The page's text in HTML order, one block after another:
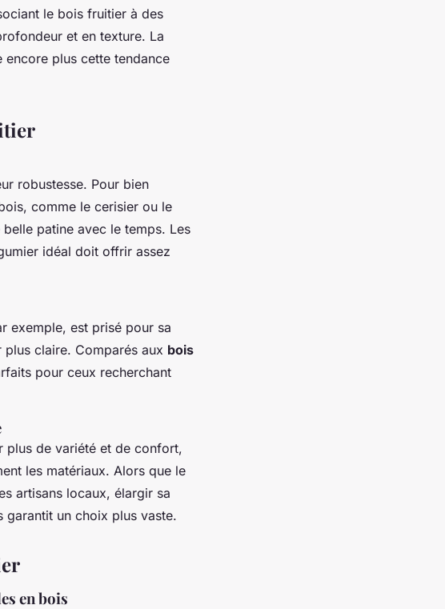
le bois fruitier à des
et en texture. La
plus cette tendance
robustesse. Pour bien
comme le cerisier ou le
belle patine avec le temps. Les
idéal doit offrir assez
exemple, est prisé pour sa
claire. Comparés aux bois
pour ceux recherchant
plus de variété et de confort,
les matériaux. Alors que le
artisans locaux, élargir sa
garantit un choix plus vaste.
en bois